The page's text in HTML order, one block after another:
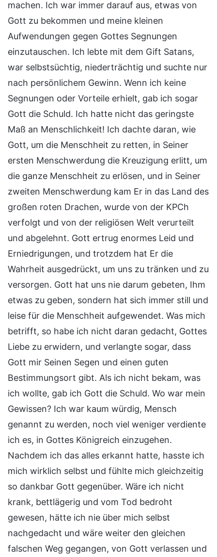
machen. Ich war immer darauf aus, etwas von
Gott zu bekommen und meine kleinen
Aufwendungen gegen Gottes Segnungen
einzutauschen. Ich lebte mit dem Gift Satans,
war selbstsüchtig, niederträchtig und suchte nur
nach persönlichem Gewinn. Wenn ich keine
Segnungen oder Vorteile erhielt, gab ich sogar
Gott die Schuld. Ich hatte nicht das geringste
Maß an Menschlichkeit! Ich dachte daran, wie
Gott, um die Menschheit zu retten, in Seiner
ersten Menschwerdung die Kreuzigung erlitt, um
die ganze Menschheit zu erlösen, und in Seiner
zweiten Menschwerdung kam Er in das Land des
großen roten Drachen, wurde von der KPCh
verfolgt und von der religiösen Welt verurteilt
und abgelehnt. Gott ertrug enormes Leid und
Erniedrigungen, und trotzdem hat Er die
Wahrheit ausgedrückt, um uns zu tränken und zu
versorgen. Gott hat uns nie darum gebeten, Ihm
etwas zu geben, sondern hat sich immer still und
leise für die Menschheit aufgewendet. Was mich
betrifft, so habe ich nicht daran gedacht, Gottes
Liebe zu erwidern, und verlangte sogar, dass
Gott mir Seinen Segen und einen guten
Bestimmungsort gibt. Als ich nicht bekam, was
ich wollte, gab ich Gott die Schuld. Wo war mein
Gewissen? Ich war kaum würdig, Mensch
genannt zu werden, noch viel weniger verdiente
ich es, in Gottes Königreich einzugehen.
Nachdem ich das alles erkannt hatte, hasste ich
mich wirklich selbst und fühlte mich gleichzeitig
so dankbar Gott gegenüber. Wäre ich nicht
krank, bettlägerig und vom Tod bedroht
gewesen, hätte ich nie über mich selbst
nachgedacht und wäre weiter den gleichen
falschen Weg gegangen, von Gott verlassen und